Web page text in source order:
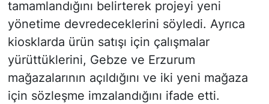
tamamlandığını belirterek projeyi yeni
yönetime devredeceklerini söyledi. Ayrıca
kiosklarda ürün satışı için çalışmalar
yürüttüklerini, Gebze ve Erzurum
mağazalarının açıldığını ve iki yeni mağaza
için sözleşme imzalandığını ifade etti.